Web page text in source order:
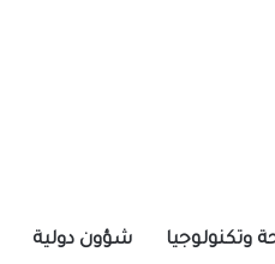
وتكنولوجيا شؤون دولية